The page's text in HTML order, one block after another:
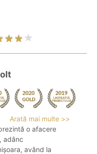
Arată mai multe >>
o afacere
adânc
având la